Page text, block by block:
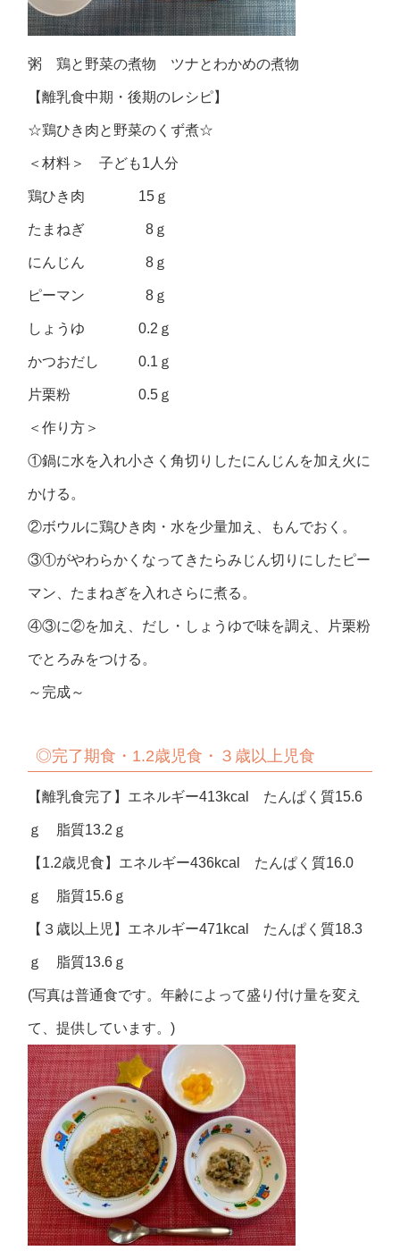
粥 鶏と野菜の煮物 ツナとわかめの煮物
【離乳食中期・後期のレシピ】
☆鶏ひき肉と野菜のくず煮☆
＜材料＞ 子ども1人分
鶏ひき肉 15ｇ
たまねぎ 8ｇ
にんじん 8ｇ
ピーマン 8ｇ
しょうゆ 0.2ｇ
かつおだし 0.1ｇ
片栗粉 0.5ｇ
＜作り方＞
①鍋に水を入れ小さく角切りしたにんじんを加え火に
かける。
②ボウルに鶏ひき肉・水を少量加え、もんでおく。
③①がやわらかくなってきたらみじん切りにしたピー
マン、たまねぎを入れさらに煮る。
④③に②を加え、だし・しょうゆで味を調え、片栗粉
でとろみをつける。
～完成～
◎完了期食・1.2歳児食・３歳以上児食
【離乳食完了】エネルギー413kcal たんぱく質15.6
ｇ 脂質13.2ｇ
【1.2歳児食】エネルギー436kcal たんぱく質16.0
ｇ 脂質15.6ｇ
【３歳以上児】エネルギー471kcal たんぱく質18.3
ｇ 脂質13.6ｇ
(写真は普通食です。年齢によって盛り付け量を変え
て、提供しています。)